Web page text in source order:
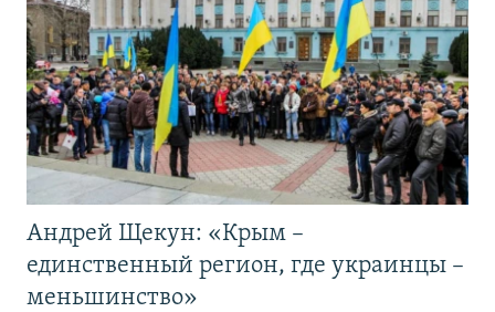
Андрей Щекун: «Крым –
единственный регион, где украинцы –
меньшинство»